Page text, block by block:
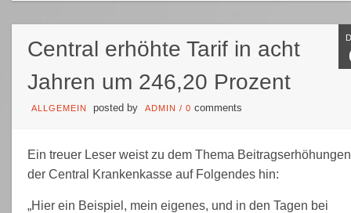
Central erhöhte Tarif in acht
Jahren um 246,20 Prozent
ALLGEMEIN posted by ADMIN / 0 comments
Ein treuer Leser weist zu dem Thema Beitragserhöhungen
der Central Krankenkasse auf Folgendes hin:
„Hier ein Beispiel, mein eigenes, und in den Tagen bei